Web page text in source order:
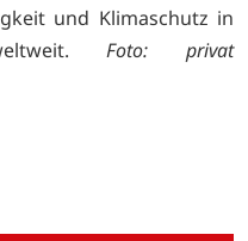
und Klimaschutz in
Foto: privat